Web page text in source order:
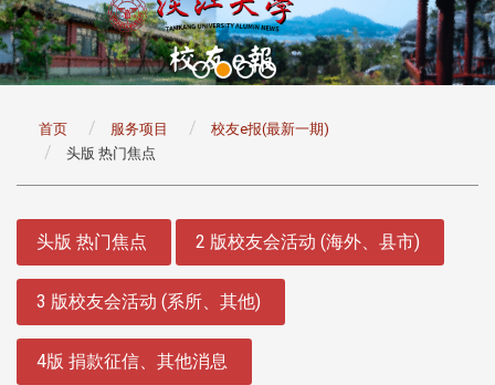
首页 服务项目
校友e报(最新一期)
头版 热门焦点
头版 热门焦点 2 版校友会活动 (海外、县市)
3 版校友会活动 (系所、其他)
4版 捐款征信、其他消息